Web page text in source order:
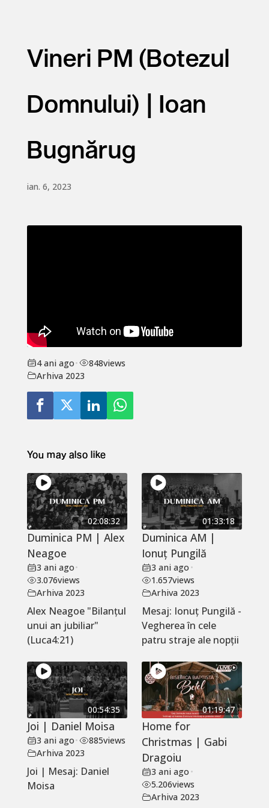
Vineri PM (Botezul
Domnului) | Ioan
Bugnărug
ian. 6, 2023
4 ani ago• 848views
Arhiva 2023
You may also like
02:08:32
Duminica PM | Alex
Neagoe
3 ani ago•
3.076views
Arhiva 2023
Alex Neagoe "Bilanțul
unui an jubiliar"
(Luca4:21)
01:33:18
Duminica AM |
Ionuț Pungilă
3 ani ago •
1.657views
Arhiva 2023
Mesaj: Ionuț Pungilă -
Vegherea în cele
patru straje ale nopții
00:54:35
Joi | Daniel Moisa
3 ani ago• 885views
Arhiva 2023
Joi | Mesaj: Daniel
Moisa
01:19:47
Home for
Christmas | Gabi
Dragoiu
3 ani ago •
5.206views
Arhiva 2023